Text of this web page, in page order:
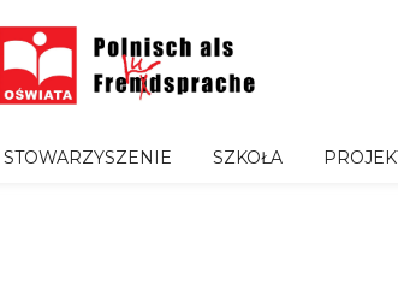
STOWARZYSZENIE SZKOŁA